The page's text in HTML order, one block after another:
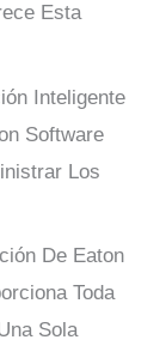
Esta
Inteligente
Software
Los
De Eaton
Toda
Sola